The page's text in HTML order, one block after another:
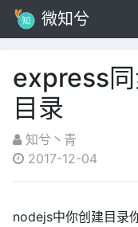
微知兮
express
目录
知兮丶青
2017-12-04
nodejs中你创建目录